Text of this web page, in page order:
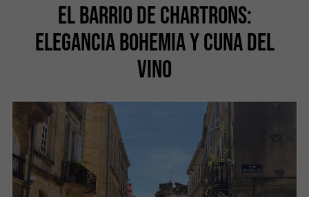
EL BARRIO DE CHARTRONS:
ELEGANCIA BOHEMIA Y CUNA DEL
VINO